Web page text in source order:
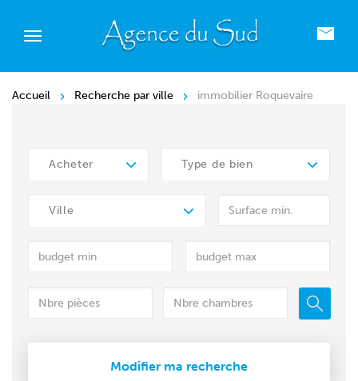
Accueil Recherche par ville immobilier Roquevaire
Acheter Type de bien
Ville
Modifier ma recherche